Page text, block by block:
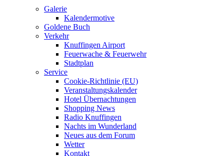
Galerie
Kalendermotive
Goldene Buch
Verkehr
Knuffingen Airport
Feuerwache & Feuerwehr
Stadtplan
Service
Cookie-Richtlinie (EU)
Veranstaltungskalender
Hotel Übernachtungen
Shopping News
Radio Knuffingen
Nachts im Wunderland
Neues aus dem Forum
Wetter
Kontakt